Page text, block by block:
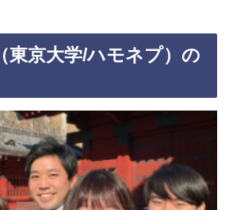
東京大学/ハモネプ）の